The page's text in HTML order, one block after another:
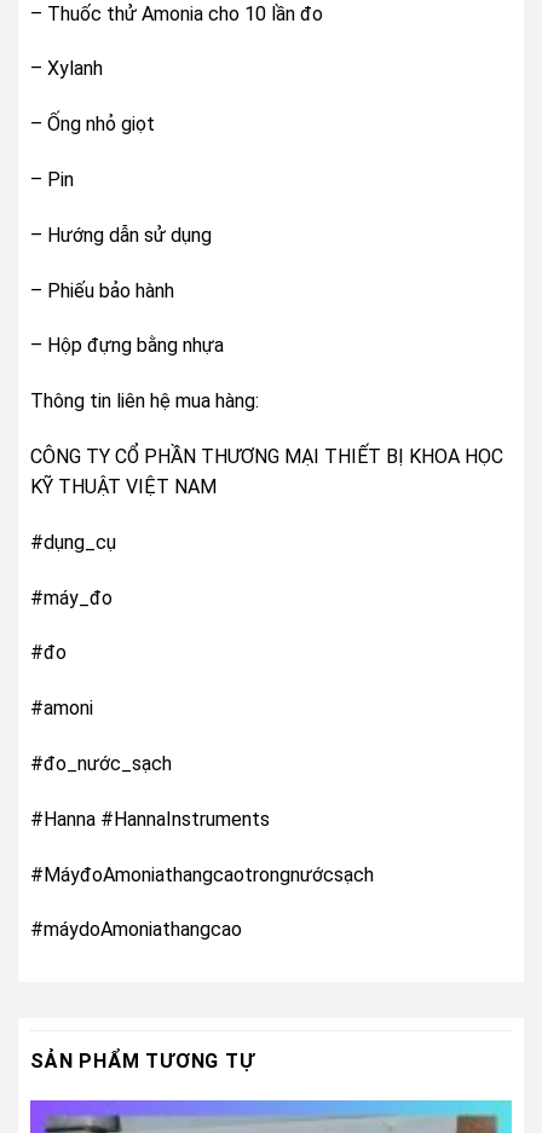
– Thuốc thử Amonia cho 10 lần đo
– Xylanh
– Ống nhỏ giọt
– Pin
– Hướng dẫn sử dụng
– Phiếu bảo hành
– Hộp đựng bằng nhựa
Thông tin liên hệ mua hàng:
CÔNG TY CỔ PHẦN THƯƠNG MẠI THIẾT BỊ KHOA HỌC
KỸ THUẬT VIỆT NAM
#dụng_cụ
#máy_đo
#đo
#amoni
#đo_nước_sạch
#Hanna #HannaInstruments
#MáyđoAmoniathangcaotrongnướcsạch
#máydoAmoniathangcao
SẢN PHẨM TƯƠNG TỰ